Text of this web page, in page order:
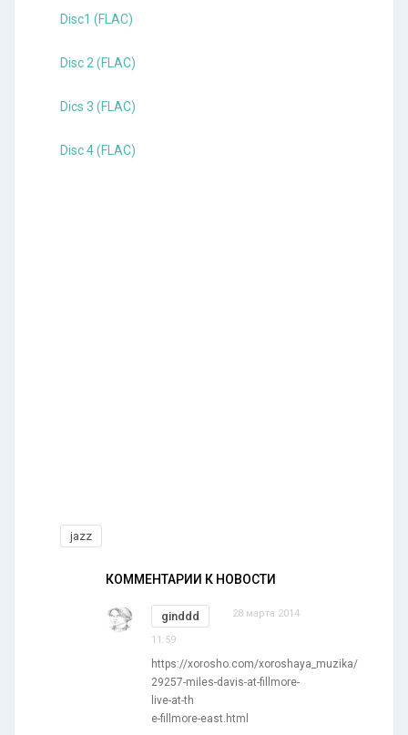
Disc1 (FLAC)
Disc 2 (FLAC)
Dics 3 (FLAC)
Disc 4 (FLAC)
jazz
КОММЕНТАРИИ К НОВОСТИ
ginddd 28 марта 2014
11:59
https://xorosho.com/xoroshaya_muzika/
29257-miles-davis-at-fillmore-
live-at-th
e-fillmore-east.html